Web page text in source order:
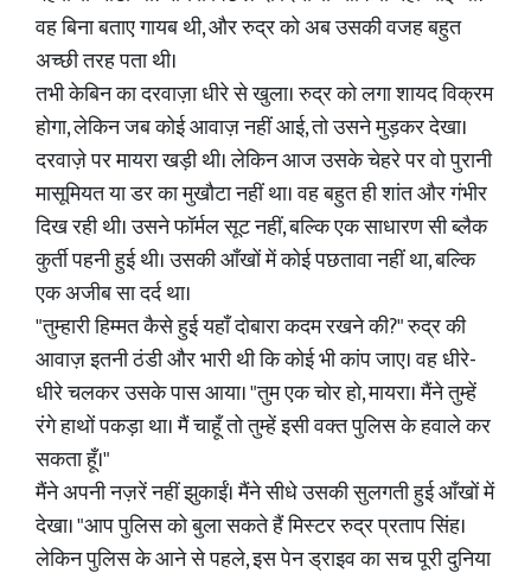
वह बिना बताए गायब थी, और रुद्र को अब उसकी वजह बहुत
अच्छी तरह पता थी।
तभी केबिन का दरवाज़ा धीरे से खुला। रुद्र को लगा शायद विक्रम
होगा, लेकिन जब कोई आवाज़ नहीं आई, तो उसने मुड़कर देखा।
दरवाज़े पर मायरा खड़ी थी। लेकिन आज उसके चेहरे पर वो पुरानी
मासूमियत या डर का मुखौटा नहीं था। वह बहुत ही शांत और गंभीर
दिख रही थी। उसने फॉर्मल सूट नहीं, बल्कि एक साधारण सी ब्लैक
कुर्ती पहनी हुई थी। उसकी आँखों में कोई पछतावा नहीं था, बल्कि
एक अजीब सा दर्द था।
"तुम्हारी हिम्मत कैसे हुई यहाँ दोबारा कदम रखने की?" रुद्र की
आवाज़ इतनी ठंडी और भारी थी कि कोई भी कांप जाए। वह धीरे-
धीरे चलकर उसके पास आया। "तुम एक चोर हो, मायरा। मैंने तुम्हें
रंगे हाथों पकड़ा था। मैं चाहूँ तो तुम्हें इसी वक्त पुलिस के हवाले कर
सकता हूँ।"
मैंने अपनी नज़रें नहीं झुकाईं। मैंने सीधे उसकी सुलगती हुई आँखों में
देखा। "आप पुलिस को बुला सकते हैं मिस्टर रुद्र प्रताप सिंह।
लेकिन पुलिस के आने से पहले, इस पेन ड्राइव का सच पूरी दुनिया